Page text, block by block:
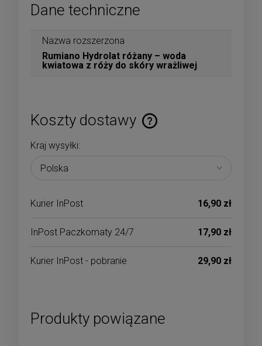
Dane techniczne
Nazwa rozszerzona
Rumiano Hydrolat różany – woda
kwiatowa z róży do skóry wrażliwej
Koszty dostawy
Cena nie zawiera ewentualnych kosztów płatności
Kraj wysyłki:
Kurier InPost 16,90 zł
InPost Paczkomaty 24/7 17,90 zł
Kurier InPost - pobranie 29,90 zł
Produkty powiązane